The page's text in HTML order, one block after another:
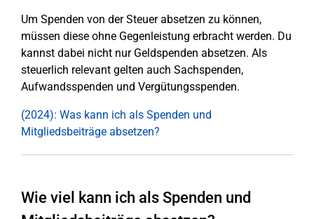
Um Spenden von der Steuer absetzen zu können,
müssen diese ohne Gegenleistung erbracht werden. Du
kannst dabei nicht nur Geldspenden absetzen. Als
steuerlich relevant gelten auch Sachspenden,
Aufwandsspenden und Vergütungsspenden.
(2024): Was kann ich als Spenden und
Mitgliedsbeiträge absetzen?
Wie viel kann ich als Spenden und